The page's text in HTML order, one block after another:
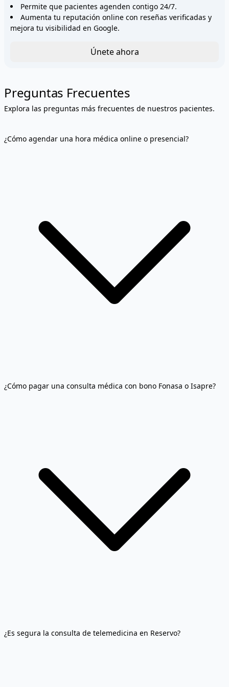
Permite que pacientes agenden contigo 24/7.
Aumenta tu reputación online con reseñas verificadas y
mejora tu visibilidad en Google.
Únete ahora
Preguntas Frecuentes
Explora las preguntas más frecuentes de nuestros pacientes.
¿Cómo agendar una hora médica online o presencial?
¿Cómo pagar una consulta médica con bono Fonasa o Isapre?
¿Es segura la consulta de telemedicina en Reservo?